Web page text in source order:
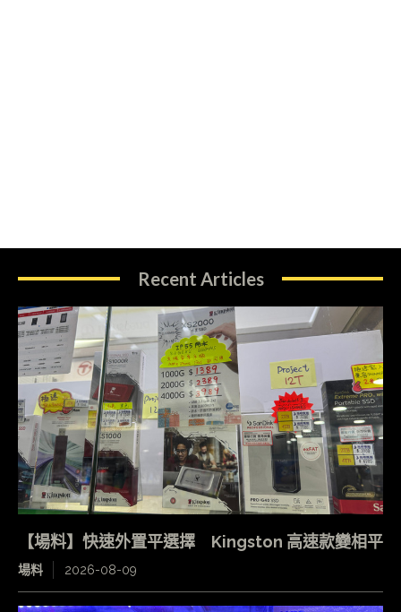
Recent Articles
【場料】快速外置平選擇 Kingston 高速款變相平
場料 2026-08-09